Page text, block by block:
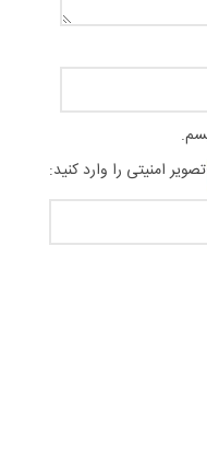
تصویر امنیتی را وارد کنید: